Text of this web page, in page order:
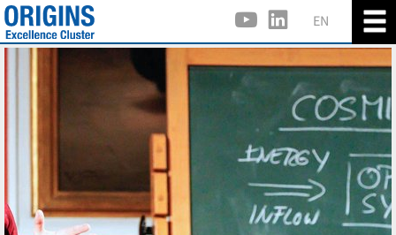
EN